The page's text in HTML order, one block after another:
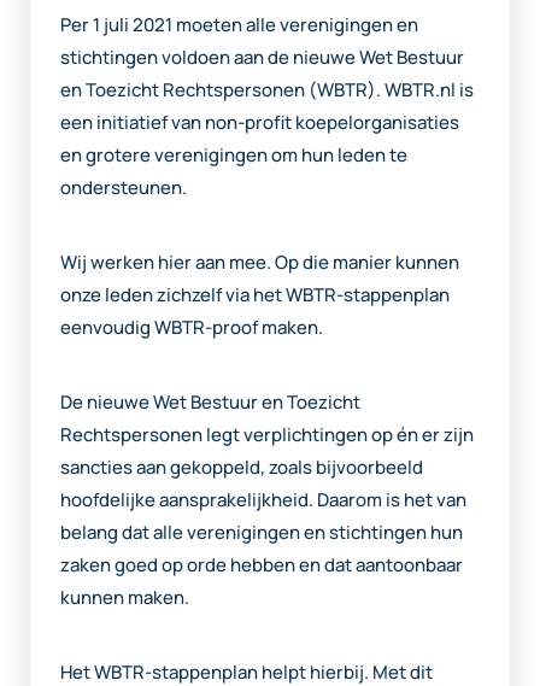
Per 1 juli 2021 moeten alle verenigingen en
stichtingen voldoen aan de nieuwe Wet Bestuur
en Toezicht Rechtspersonen (WBTR). WBTR.nl is
een initiatief van non-profit koepelorganisaties
en grotere verenigingen om hun leden te
ondersteunen.
Wij werken hier aan mee. Op die manier kunnen
onze leden zichzelf via het WBTR-stappenplan
eenvoudig WBTR-proof maken.
De nieuwe Wet Bestuur en Toezicht
Rechtspersonen legt verplichtingen op én er zijn
sancties aan gekoppeld, zoals bijvoorbeeld
hoofdelijke aansprakelijkheid. Daarom is het van
belang dat alle verenigingen en stichtingen hun
zaken goed op orde hebben en dat aantoonbaar
kunnen maken.
Het WBTR-stappenplan helpt hierbij. Met dit